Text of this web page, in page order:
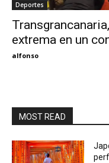
Deportes
extrema en un
alfonso
MOST READ